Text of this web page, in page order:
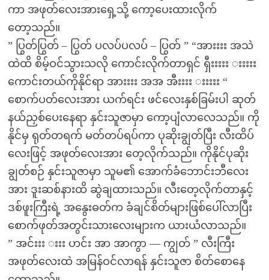
ကာ အဖုတ်လေးအားရှေ့သို့ ကော့ပေးထားလိုက်
တော့သည်။
” ပြွတ်ပြွတ် – ပြွတ် ပလပ်ပလပ် – ပြွတ် ” “အားးးး အသဲ
ထဲထိ စိမ့်ဝင်သွားသလို ကောင်းလိုက်တာရှင် ရှီးးးးး းးးးး
ကောင်းတယ်ကိုနိုင်ရာ အားးးး အအ အီးးးး းးးးး “
စောက်ပတ်လေးအား ယက်ရင်း ဖင်လေးနှစ်ခြမ်းပါ ဆုတ်
နယ်ညှစ်ပေးနေရာ နှင်းသူဇာမှာ ကော့ပျံလာလေသည်။ ကို
နိုင်မှ ရုတ်တရက် မတ်တပ်ရပ်ကာ ပုဆိုးချွတ်ပြီး လီးထိပ်
လေးဖြင့် အဖုတ်လေးအား တေ့လိုက်သည်။ ကိုနိုင်ပုဆိုး
ချွတ်စဉ် နှင်းသူဇာမှာ သူမ၏ အောက်ခံဘောင်းဘီလေး
အား ဒူးဆစ်နားထိ ဆွဲချထားသည်။ လီးတေ့လိုက်တာနှင့်
ဒစ်ဖူးကြီးရဲ့ အနွေးဓတ်က ခံချင်စိတ်များဖြစ်ပေါ်လာပြီး
စောက်ဖုတ်အတွင်းသားလေးများက ယားယံလာသည်။
” အင်းးး းးး ဟင်း အာ အာကွာ — ကျွတ် ” လီးကြီး
အဖုတ်လေးထဲ အမြန်ဝင်လာရန် နှင်းသူဇာ စိတ်စောနေ